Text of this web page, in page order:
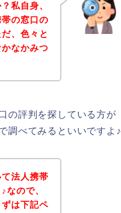
私自身、
の窓口の
、色々と
なかみつ
の評判を探している方が
調べてみるといいですよ♪
法人携帯
なので、
は下記ペ